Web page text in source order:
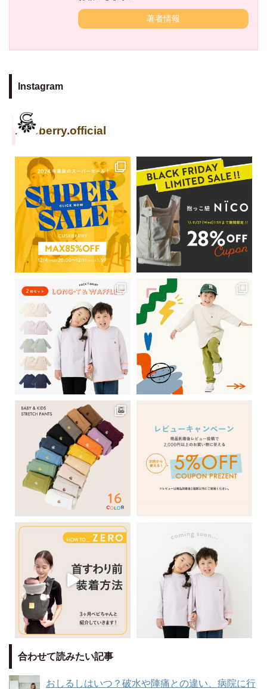
著者情報
Instagram
cuseberry.official
合わせて読みたい記事
おしるしはいつ？破水や陣痛との違い、病院に行